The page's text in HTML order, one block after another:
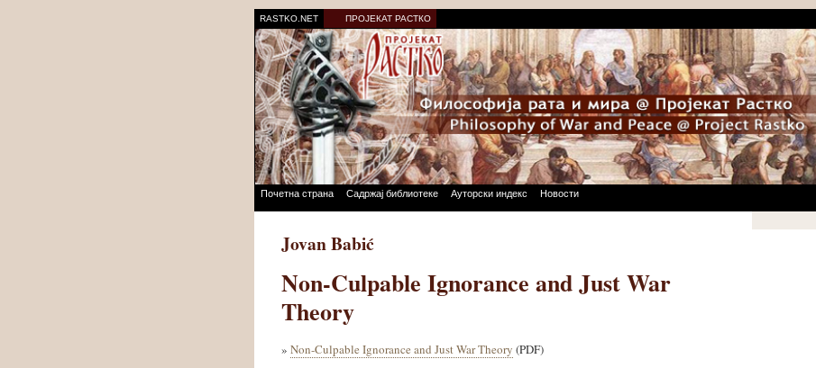
RASTKO.NET ПРОЈЕКАТ РАСТКО
Почетна страна Садржај библиотеке Ауторски индекс Новости
Jovan Babić
Non-Culpable Ignorance and Just War
Theory
» Non-Culpable Ignorance and Just War Theory (PDF)